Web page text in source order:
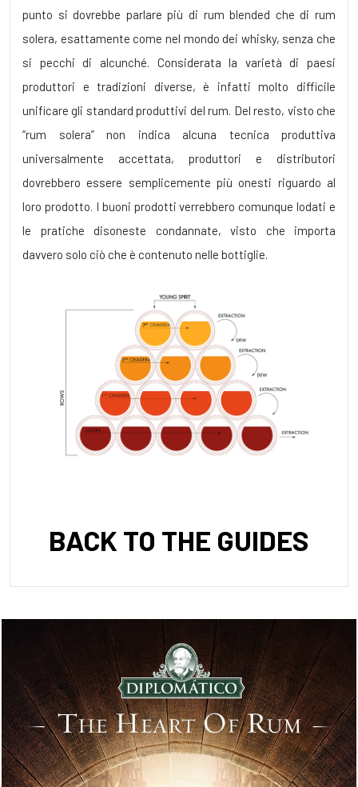
punto si dovrebbe parlare più di rum blended che di rum
solera, esattamente come nel mondo dei whisky, senza che
si pecchi di alcunché. Considerata la varietà di paesi
produttori e tradizioni diverse, è infatti molto difficile
unificare gli standard produttivi del rum. Del resto, visto che
“rum solera” non indica alcuna tecnica produttiva
universalmente accettata, produttori e distributori
dovrebbero essere semplicemente più onesti riguardo al
loro prodotto. I buoni prodotti verrebbero comunque lodati e
le pratiche disoneste condannate, visto che importa
davvero solo ciò che è contenuto nelle bottiglie.
BACK TO THE GUIDES